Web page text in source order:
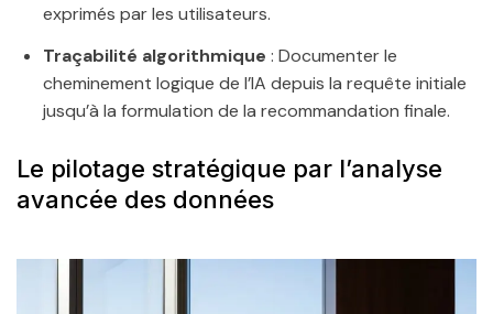
exprimés par les utilisateurs.
Traçabilité algorithmique : Documenter le
cheminement logique de l’IA depuis la requête initiale
jusqu’à la formulation de la recommandation finale.
Le pilotage stratégique par l’analyse
avancée des données